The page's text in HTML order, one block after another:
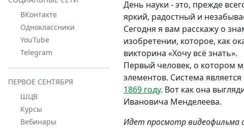
ВКонтакте
Одноклассники
YouTube
Telegram
ПЕРВОЕ СЕНТЯБРЯ
ШЦВ
Курсы
Вебинары
День науки - это, прежде
яркий, радостный и
Сегодня я вам расскажу о
изобретении, которое, как
викторина «Хочу всё знать».
Первый человек, о котором
элементов. Система
1869 году. Вот как она
Ивановича Менделеева.
Идет просмотр видеофильма